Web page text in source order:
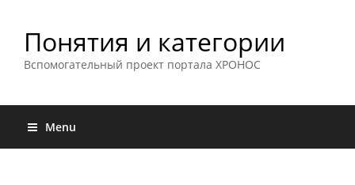
Понятия и категории
Вспомогательный проект портала ХРОНОС
Menu